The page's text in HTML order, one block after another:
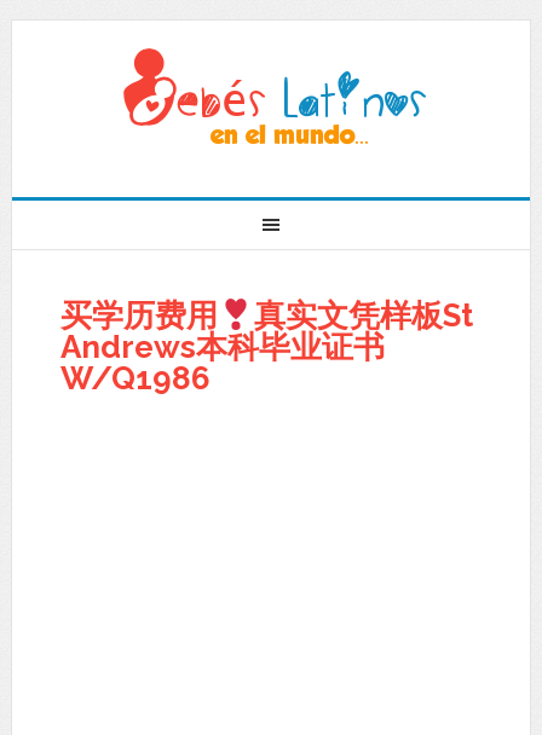
买学历费用
真实文凭样板St
Andrews本科毕业证书
W/Q1986